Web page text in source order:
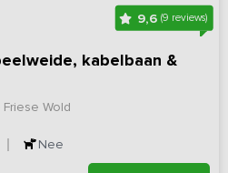
9,6(9 reviews)
kabelbaan &
Wold
Nee